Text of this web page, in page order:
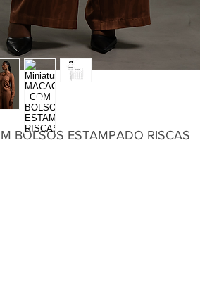
BOLSOS ESTAMPADO RISCAS